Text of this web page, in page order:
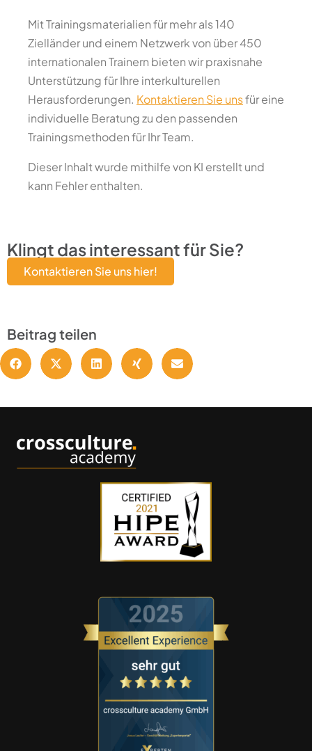
Mit Trainingsmaterialien für mehr als 140
Zielländer und einem Netzwerk von über 450
internationalen Trainern bieten wir praxisnahe
Unterstützung für Ihre interkulturellen
Herausforderungen. Kontaktieren Sie unsfür eine
individuelle Beratung zu den passenden
Trainingsmethoden für Ihr Team.
Dieser Inhalt wurde mithilfe von KI erstellt und
kann Fehler enthalten.
Klingt das interessant für Sie?
Kontaktieren Sie uns hier!
Beitrag teilen